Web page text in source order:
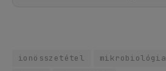
ionösszetétel mikrobiológia